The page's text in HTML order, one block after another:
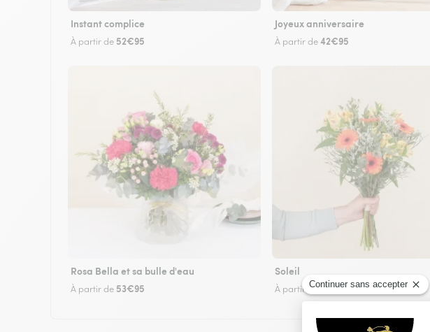
Instant complice
À partir de 52€95
Joyeux anniversaire
À partir de42€95
Rosa Bella et sa bulle d'eau
À partir de 53€95
Soleil
À partir de29€95